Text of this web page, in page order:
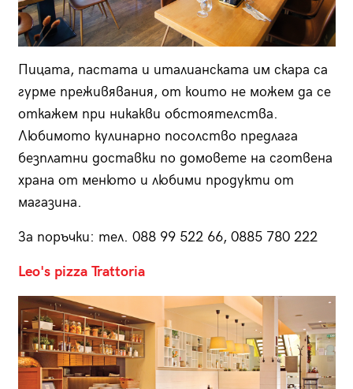
Пицата, пастата и италианската им скара са
гурме преживявания, от които не можем да се
откажем при никакви обстоятелства.
Любимото кулинарно посолство предлага
безплатни доставки по домовете на сготвена
храна от менюто и любими продукти от
магазина.
За поръчки: тел. 088 99 522 66, 0885 780 222
Leo's pizza Trattoria